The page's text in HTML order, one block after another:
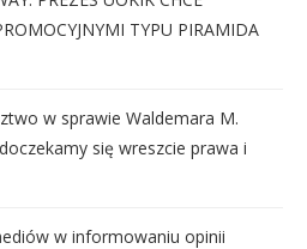
TYPU PIRAMIDA
w sprawie Waldemara M.
się wreszcie prawa i
w informowaniu opinii